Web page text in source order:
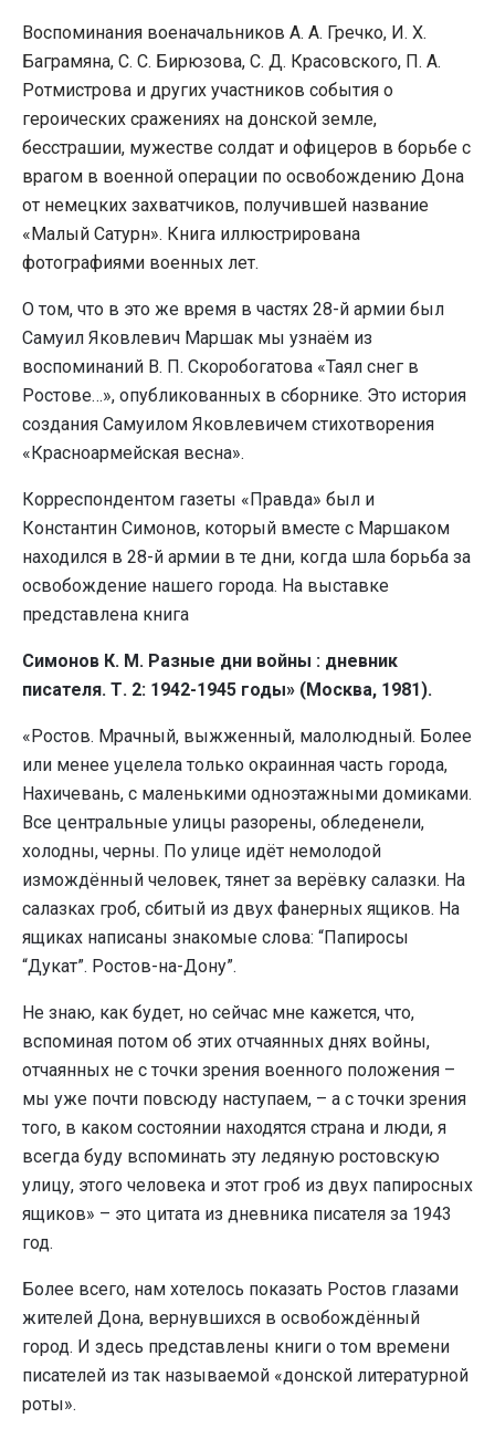
Воспоминания военачальников А. А. Гречко, И. Х.
Баграмяна, С. С. Бирюзова, С. Д. Красовского, П. А.
Ротмистрова и других участников события о
героических сражениях на донской земле,
бесстрашии, мужестве солдат и офицеров в борьбе с
врагом в военной операции по освобождению Дона
от немецких захватчиков, получившей название
«Малый Сатурн». Книга иллюстрирована
фотографиями военных лет.
О том, что в это же время в частях 28-й армии был
Самуил Яковлевич Маршак мы узнаём из
воспоминаний В. П. Скоробогатова «Таял снег в
Ростове…», опубликованных в сборнике. Это история
создания Самуилом Яковлевичем стихотворения
«Красноармейская весна».
Корреспондентом газеты «Правда» был и
Константин Симонов, который вместе с Маршаком
находился в 28-й армии в те дни, когда шла борьба за
освобождение нашего города. На выставке
представлена книга
Симонов К. М. Разные дни войны : дневник
писателя. Т. 2: 1942-1945 годы» (Москва, 1981).
«Ростов. Мрачный, выжженный, малолюдный. Более
или менее уцелела только окраинная часть города,
Нахичевань, с маленькими одноэтажными домиками.
Все центральные улицы разорены, обледенели,
холодны, черны. По улице идёт немолодой
измождённый человек, тянет за верёвку салазки. На
салазках гроб, сбитый из двух фанерных ящиков. На
ящиках написаны знакомые слова: “Папиросы
“Дукат”. Ростов-на-Дону”.
Не знаю, как будет, но сейчас мне кажется, что,
вспоминая потом об этих отчаянных днях войны,
отчаянных не с точки зрения военного положения –
мы уже почти повсюду наступаем, – а с точки зрения
того, в каком состоянии находятся страна и люди, я
всегда буду вспоминать эту ледяную ростовскую
улицу, этого человека и этот гроб из двух папиросных
ящиков» – это цитата из дневника писателя за 1943
год.
Более всего, нам хотелось показать Ростов глазами
жителей Дона, вернувшихся в освобождённый
город. И здесь представлены книги о том времени
писателей из так называемой «донской литературной
роты».